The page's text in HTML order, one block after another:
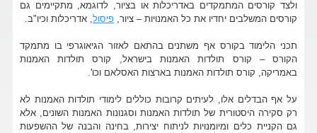
ולצד קורסים המתמקדים באדריכלות או בציור, לדוגמא, מתקיימים גם
קורסים המשלבים יחדיו את כל האמנויות – ציור, פיסול, אדריכלות וכיו"ב.
תכני הלימוד בקורס אף משתנים בהתאם לאזור הגיאוגרפי בו מתמקד
הקורס – קורס תולדות האמנות בישראל, קורס תולדות האמנות
באמריקה, קורס תולדות האמנות בארצות האסלאם וכו'.
על אף הבדלים אלו, לעיתים קרובות כוללים לימודי תולדות האמנות לא
רק סקירה היסטורית של תולדות האמנות וסגנונות האמנות השונים, אלא
גם הקניית כלים ומיומנויות לניתוח יצירות, בחינה והבנה של ההשפעות